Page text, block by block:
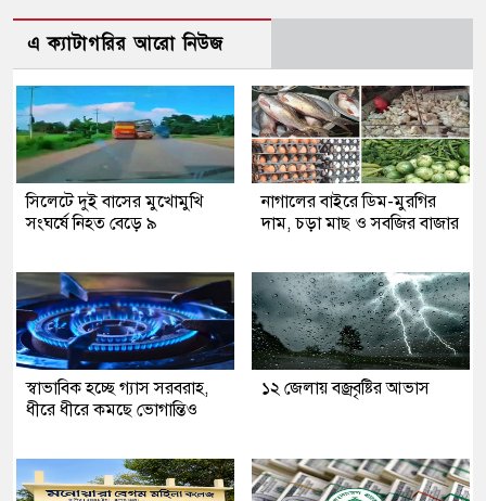
এ ক্যাটাগরির আরো নিউজ
সিলেটে দুই বাসের মুখোমুখি
সংঘর্ষে নিহত বেড়ে ৯
নাগালের বাইরে ডিম-মুরগির
দাম, চড়া মাছ ও সবজির বাজার
স্বাভাবিক হচ্ছে গ্যাস সরবরাহ,
ধীরে ধীরে কমছে ভোগান্তিও
১২ জেলায় বজ্রবৃষ্টির আভাস